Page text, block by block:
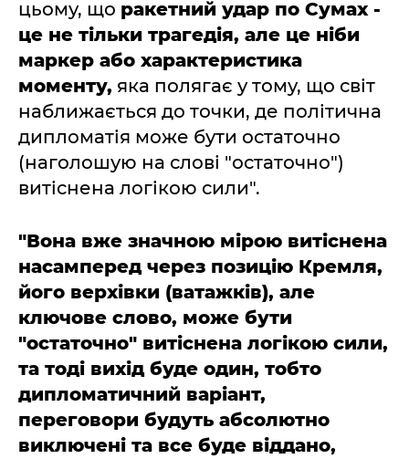
цьому, що ракетний удар по Сумах -
це не тільки трагедія, але це ніби
маркер або характеристика
моменту, яка полягає у тому, що світ
наближається до точки, де політична
дипломатія може бути остаточно
(наголошую на слові "остаточно")
витіснена логікою сили".
"Вона вже значною мірою витіснена
насамперед через позицію Кремля,
його верхівки (ватажків), але
ключове слово, може бути
"остаточно" витіснена логікою сили,
та тоді вихід буде один, тобто
дипломатичний варіант,
переговори будуть абсолютно
виключені та все буде віддано,